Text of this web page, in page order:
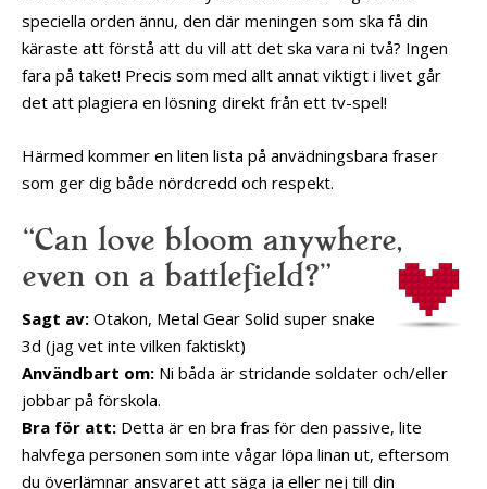
speciella orden ännu, den där meningen som ska få din
käraste att förstå att du vill att det ska vara ni två? Ingen
fara på taket! Precis som med allt annat viktigt i livet går
det att plagiera en lösning direkt från ett tv-spel!
Härmed kommer en liten lista på anvädningsbara fraser
som ger dig både nördcredd och respekt.
“Can love bloom anywhere,
even on a battlefield?”
Sagt av: Otakon, Metal Gear Solid super snake
3d (jag vet inte vilken faktiskt)
Användbart om: Ni båda är stridande soldater och/eller
jobbar på förskola.
Bra för att: Detta är en bra fras för den passive, lite
halvfega personen som inte vågar löpa linan ut, eftersom
du överlämnar ansvaret att säga ja eller nej till din